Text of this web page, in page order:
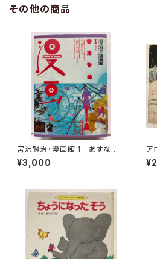
その他の商品
宮沢賢治・漫画館 1 あすなひ
ろし 水木しげる 永島慎二 スズ
キコージ たむらしげる 1985
¥3,000
ア
幸
書